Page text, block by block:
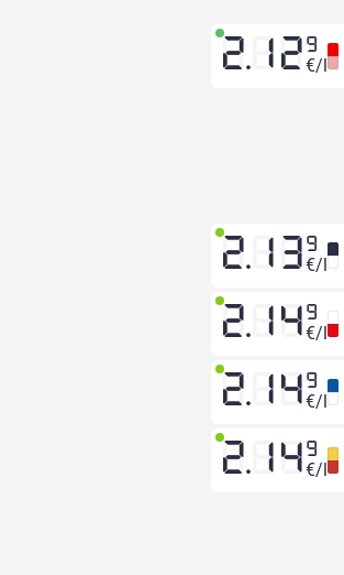
2.12 9
€/l
2.13 9
€/l
2.14 9
€/l
2.14 9
€/l
2.14 9
€/l